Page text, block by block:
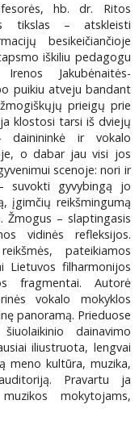
hb. dr. Ritos
tikslas – atskleisti
besikeičiančioje
iškiliu pedagogu
Jakubėnaitės-
puikiu atveju bandant
prieigų prie
klostosi tarsi iš dviejų
dainininkė ir vokalo
o dabar jau visi jos
scenoje: nori ir
suvokti gyvybingą jo
įgimčių reikšmingumą
Žmogus – slaptingasis
vidinės refleksijos.
pateikiamos
Lietuvos filharmonijos
fragmentai. Autorė
vokalo mokyklos
panoramą. Prieduose
dainavimo
iliustruota, lengvai
meno kultūra, muzika,
Pravartu ja
mokytojams,